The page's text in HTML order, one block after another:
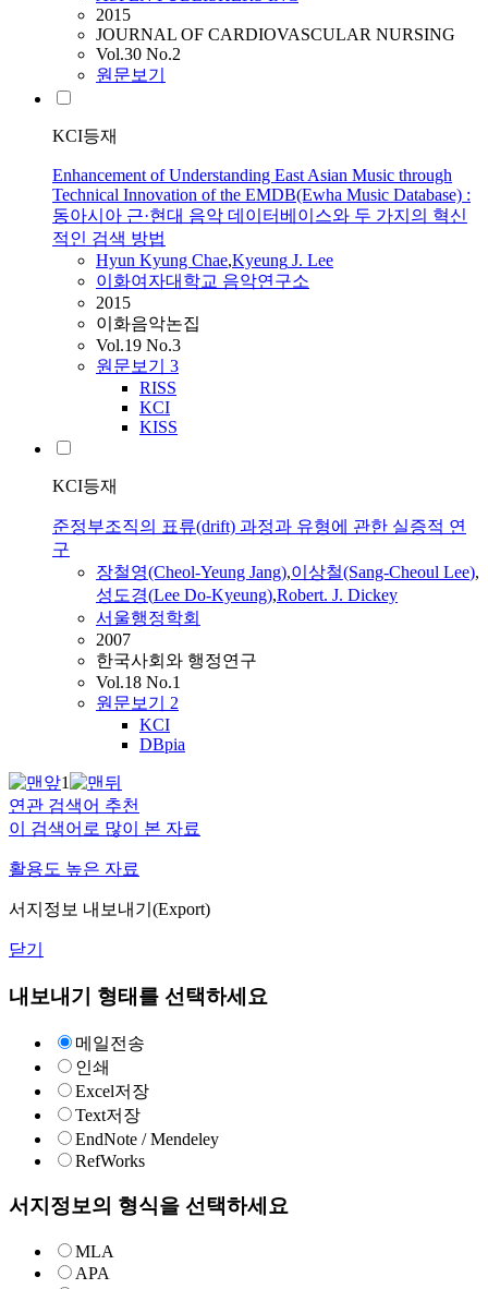
2015
JOURNAL OF CARDIOVASCULAR NURSING
Vol.30 No.2
원문보기
KCI등재
Enhancement of Understanding East Asian Music through
Technical Innovation of the EMDB(Ewha Music Database) :
동아시아 근·현대 음악 데이터베이스와 두 가지의 혁신
적인 검색 방법
Hyun Kyung Chae,Kyeung J. Lee
이화여자대학교 음악연구소
2015
이화음악논집
Vol.19 No.3
원문보기 3
RISS
KCI
KISS
KCI등재
준정부조직의 표류(drift) 과정과 유형에 관한 실증적 연
구
장철영(Cheol-Yeung Jang),이상철(Sang-Cheoul Lee),
성도경(Lee Do-Kyeung),Robert. J. Dickey
서울행정학회
2007
한국사회와 행정연구
Vol.18 No.1
원문보기 2
KCI
DBpia
1
연관 검색어 추천
이 검색어로 많이 본 자료
활용도 높은 자료
서지정보 내보내기(Export)
닫기
내보내기 형태를 선택하세요
메일전송
인쇄
Excel저장
Text저장
EndNote / Mendeley
RefWorks
서지정보의 형식을 선택하세요
MLA
APA